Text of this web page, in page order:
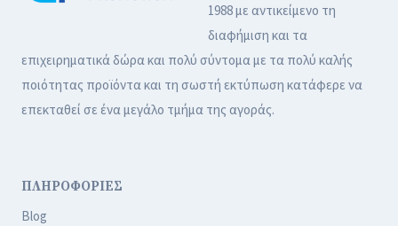
1988 με αντικείμενο τη
διαφήμιση και τα
επιχειρηματικά δώρα και πολύ σύντομα με τα πολύ καλής
ποιότητας προϊόντα και τη σωστή εκτύπωση κατάφερε να
επεκταθεί σε ένα μεγάλο τμήμα της αγοράς.
ΠΛΗΡΟΦΟΡΙΕΣ
Blog